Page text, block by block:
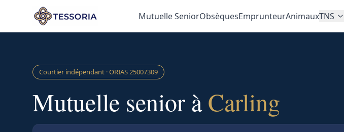
Aller au contenu principal
Mutuelle SeniorObsèquesEmprunteurAnimauxTNS
Courtier indépendant · ORIAS25007309
Mutuelle senior àCarling